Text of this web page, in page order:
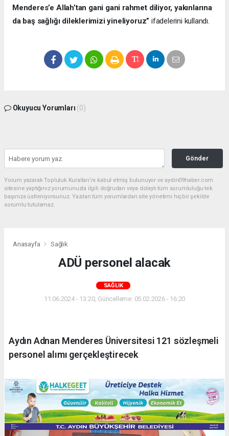
Menderes’e Allah’tan gani gani rahmet diliyor, yakınlarına
da baş sağlığı dileklerimizi yineliyoruz” ifadelerini kullandı.
Okuyucu Yorumları (0)
Gönder
Yorum yazarak Topluluk Kuralları’nı kabul etmiş bulunuyor ve aydin09haber.com
sitesine yaptığınız yorumunuzla ilgili doğrudan veya dolaylı tüm sorumluluğu tek
başınıza üstleniyorsunuz. Yazılan tüm yorumlardan site yönetimi hiçbir şekilde
sorumlu tutulamaz.
Anasayfa Sağlık
ADÜ personel alacak
SAĞLIK
11.06.2024 - 13:20, Güncelleme: 05.02.2026 - 16:20
Aydın Adnan Menderes Üniversitesi 121 sözleşmeli
personel alımı gerçekleştirecek